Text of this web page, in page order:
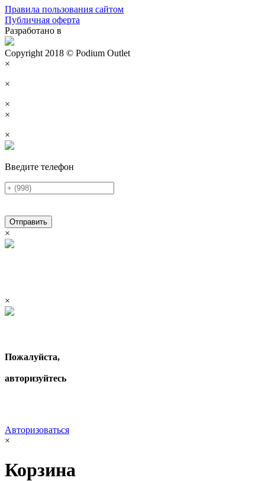
Правила пользования сайтом
Публичная оферта
Разработано в
Copyright 2018 © Podium Outlet
×
×
×
×
×
Введите телефон
Отправить
×
×
Пожалуйста,
авторизуйтесь
Авторизоваться
×
Корзина